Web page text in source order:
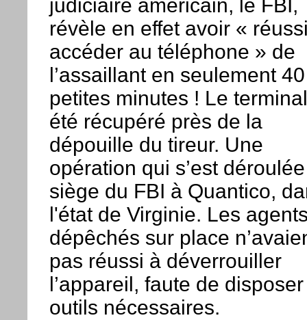
judiciaire américain, le FBI,
révèle en effet avoir «
accéder au téléphone » de
l’assaillant en seulement 40
petites minutes ! Le
été récupéré près de la
dépouille du tireur. Une
opération qui s’est
siège du FBI à Quantico,
l'état de Virginie. Les
dépêchés sur place
pas réussi à déverrouiller
l’appareil, faute de
outils nécessaires.